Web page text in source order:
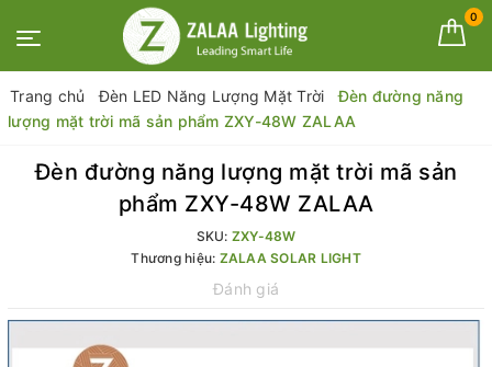
0
Trang chủ Đèn LED Năng Lượng Mặt Trời
Đèn đường năng
lượng mặt trời mã sản phẩm ZXY-48W ZALAA
Đèn đường năng lượng mặt trời mã sản
phẩm ZXY-48W ZALAA
SKU: ZXY-48W
Thương hiệu: ZALAA SOLAR LIGHT
Đánh giá